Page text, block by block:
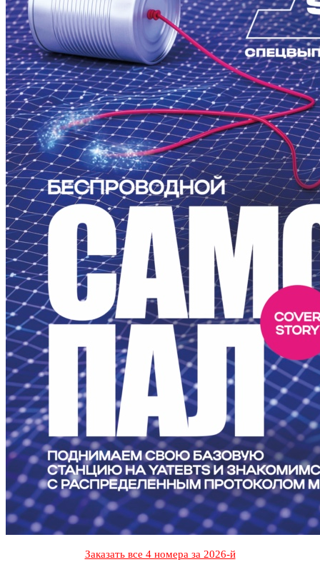
Заказать все 4 номера за 2026-й